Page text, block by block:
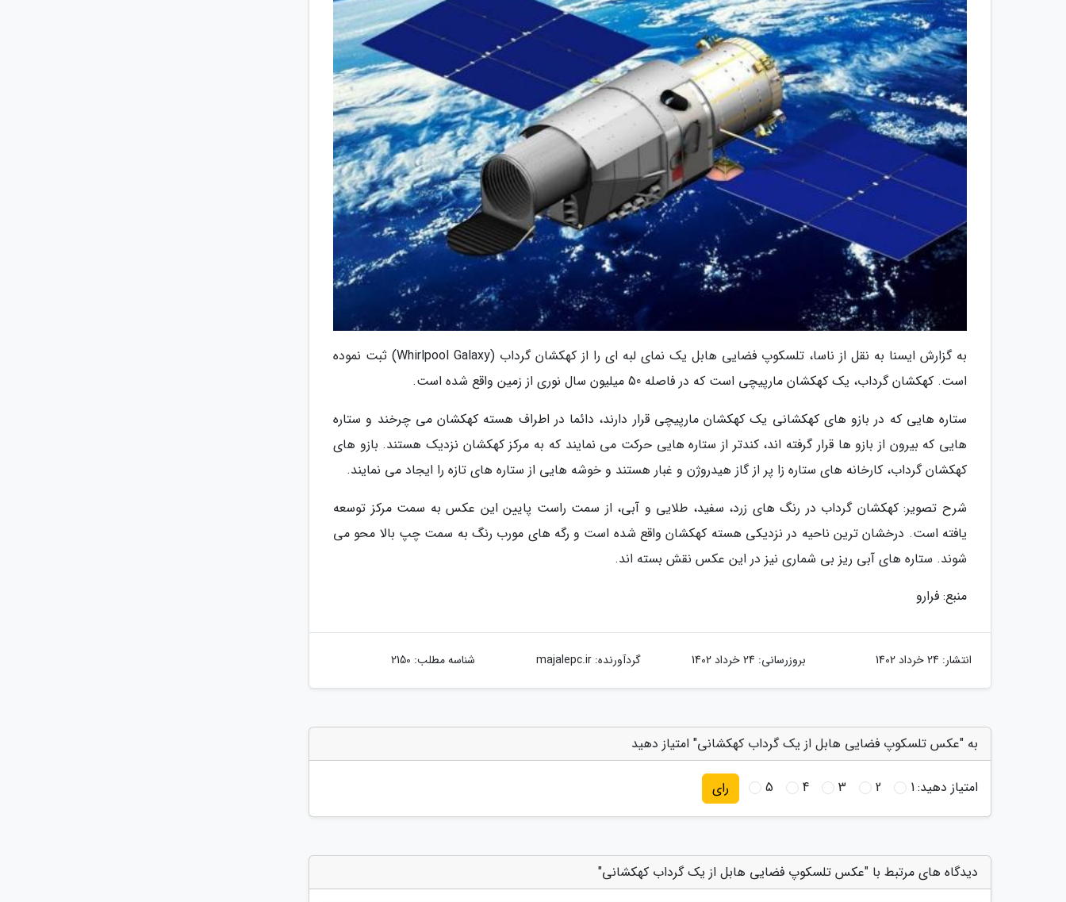
به گزارش ایسنا به نقل از ناسا، تلسکوپ فضایی هابل یک نمای لبه ای را از کهکشان گرداب (Whirlpool Galaxy) ثبت نموده
است. کهکشان گرداب، یک کهکشان مارپیچی است که در فاصله 50 میلیون سال نوری از زمین واقع شده است.
ستاره هایی که در بازو های کهکشانی یک کهکشان مارپیچی قرار دارند، دائما در اطراف هسته کهکشان می چرخند و ستاره
هایی که بیرون از بازو ها قرار گرفته اند، کندتر از ستاره هایی حرکت می نمایند که به مرکز کهکشان نزدیک هستند. بازو های
کهکشان گرداب، کارخانه های ستاره زا پر از گاز هیدروژن و غبار هستند و خوشه هایی از ستاره های تازه را ایجاد می نمایند.
شرح تصویر: کهکشان گرداب در رنگ های زرد، سفید، طلایی و آبی، از سمت راست پایین این عکس به سمت مرکز توسعه
یافته است. درخشان ترین ناحیه در نزدیکی هسته کهکشان واقع شده است و رگه های مورب رنگ به سمت چپ بالا محو می
شوند. ستاره های آبی ریز بی شماری نیز در این عکس نقش بسته اند.
منبع: فرارو
انتشار: 24 خرداد 1402 بروزرسانی: 24 خرداد 1402 گردآورنده:majalepc.ir شناسه مطلب: 2150
به "عکس تلسکوپ فضایی هابل از یک گرداب کهکشانی" امتیاز دهید
امتیاز دهید:1
2
3
4
5 رای
دیدگاه های مرتبط با "عکس تلسکوپ فضایی هابل از یک گرداب کهکشانی"